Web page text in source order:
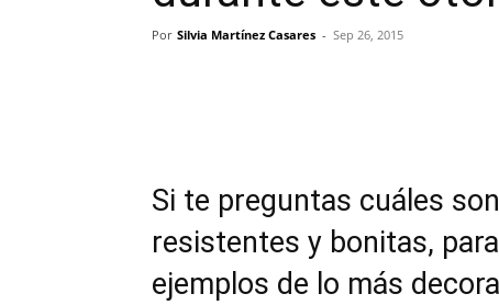
Por Silvia Martínez Casares - Sep 26, 2015
Si te preguntas cuáles
resistentes y bonitas,
ejemplos de lo más